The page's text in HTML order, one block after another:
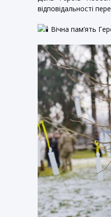
відповідальності
Вічна пам’ять